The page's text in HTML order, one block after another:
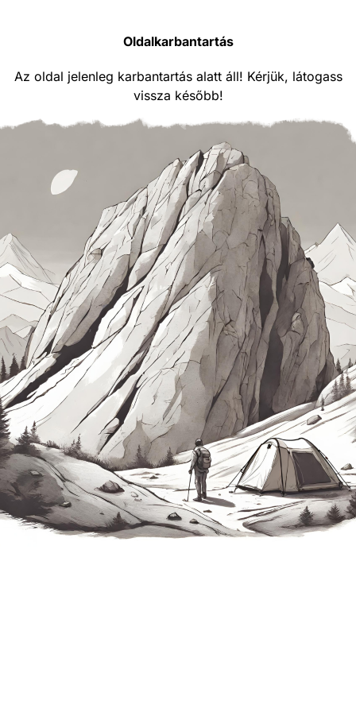
Oldalkarbantartás
Az oldal jelenleg karbantartás alatt áll! Kérjük, látogass
vissza később!